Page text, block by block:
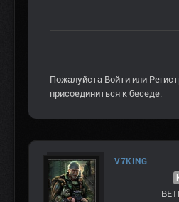
Пожалуйста Войти или
присоединиться к беседе.
V7KING